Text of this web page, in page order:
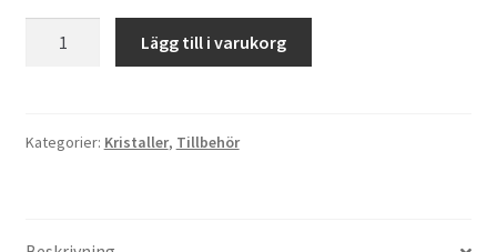
mängd
Lägg till i varukorg
Kategorier: Kristaller, Tillbehör